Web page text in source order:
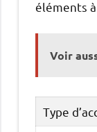
éléments
Voir
Type